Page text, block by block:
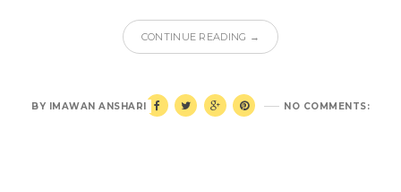
CONTINUE READING →
NO COMMENTS:
BY IMAWAN ANSHARI